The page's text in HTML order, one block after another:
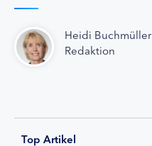
Heidi Buchmüller
Redaktion
Top Artikel